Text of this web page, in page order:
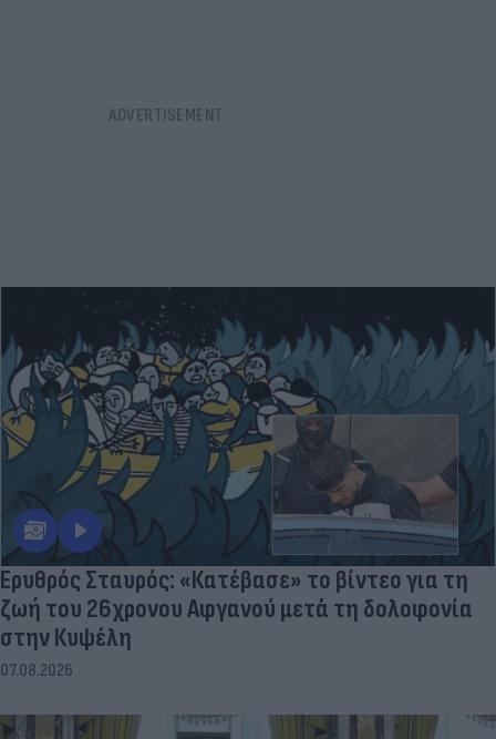
Ερυθρός Σταυρός: «Κατέβασε» το βίντεο για τη
ζωή του 26χρονου Αφγανού μετά τη δολοφονία
στην Κυψέλη
07.08.2026